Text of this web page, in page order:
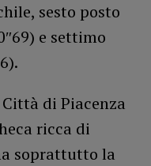
sesto posto
e settimo
di Piacenza
ricca di
soprattutto la